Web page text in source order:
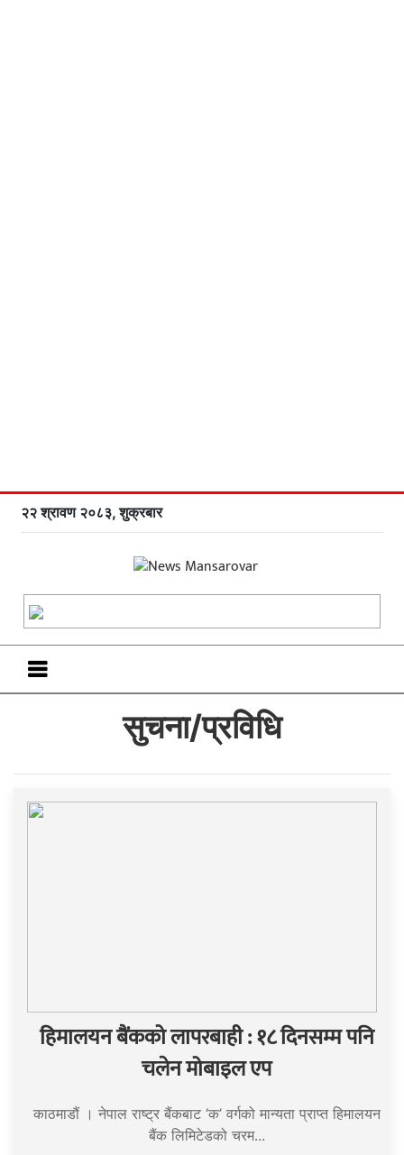
२२ श्रावण २०८३, शुक्रबार
सुचना/प्रविधि
हिमालयन बैंकको लापरबाही : १८ दिनसम्म पनि
चलेन मोबाइल एप
काठमाडौं । नेपाल राष्ट्र बैंकबाट ‘क’ वर्गको मान्यता प्राप्त हिमालयन
बैंक लिमिटेडको चरम...